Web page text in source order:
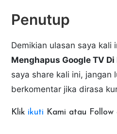
Penutup
Demikian ulasan saya kali
Menghapus Google TV Di
saya share kali ini, jangan
berkomentar jika dirasa
Klik ikuti Kami atau